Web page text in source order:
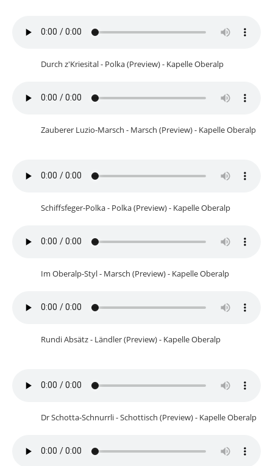
Durch z'Kriesital - Polka (Preview) - Kapelle Oberalp
Zauberer Luzio-Marsch - Marsch (Preview) - Kapelle Oberalp
Schiffsfeger-Polka - Polka (Preview) - Kapelle Oberalp
Im Oberalp-Styl - Marsch (Preview) - Kapelle Oberalp
Rundi Absätz - Ländler (Preview) - Kapelle Oberalp
Dr Schotta-Schnurrli - Schottisch (Preview) - Kapelle Oberalp